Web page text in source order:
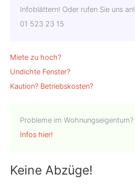
Infoblättern! Oder rufen Sie uns an!
01 523 23 15
Miete zu hoch?
Undichte Fenster?
Kaution? Betriebskosten?
Probleme im Wohnungseigentum?
Infos hier!
Keine Abzüge!